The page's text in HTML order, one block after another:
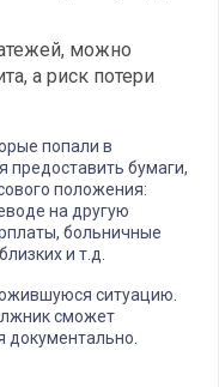
можно
а риск потери
попали в
предоставить бумаги,
положения:
на другую
больничные
и т.д.
ситуацию.
сможет
документально.